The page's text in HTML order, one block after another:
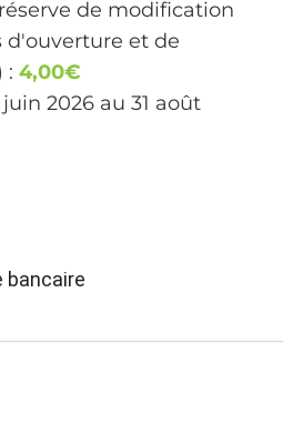
de modification
d'ouverture et de
:4,00€
juin 2026 au 31 août
bancaire